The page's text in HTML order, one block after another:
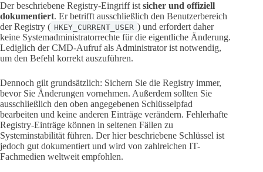
Der beschriebene Registry-Eingriff istsicher und offiziell
dokumentiert. Er betrifft ausschließlich den Benutzerbereich
der Registry ( HKEY_CURRENT_USER ) und erfordert daher
keine Systemadministratorrechte für die eigentliche Änderung.
Lediglich der CMD-Aufruf als Administrator ist notwendig,
um den Befehl korrekt auszuführen.
Dennoch gilt grundsätzlich: Sichern Sie die Registry immer,
bevor Sie Änderungen vornehmen. Außerdem sollten Sie
ausschließlich den oben angegebenen Schlüsselpfad
bearbeiten und keine anderen Einträge verändern. Fehlerhafte
Registry-Einträge können in seltenen Fällen zu
Systeminstabilität führen. Der hier beschriebene Schlüssel ist
jedoch gut dokumentiert und wird von zahlreichen IT-
Fachmedien weltweit empfohlen.